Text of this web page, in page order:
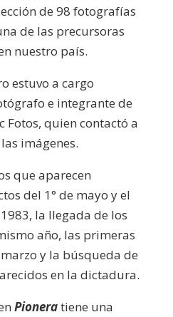
de 98 fotografías
de las precursoras
nuestro país.
estuvo a cargo
e integrante de
Fotos, quien contactó a
imágenes.
que aparecen
del 1° de mayo y el
la llegada de los
año, las primeras
y la búsqueda de
en la dictadura.
Pioneratiene una